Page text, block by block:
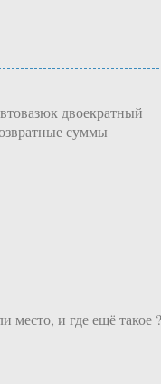
двоекратный
суммы
место, и где ещё такое ?